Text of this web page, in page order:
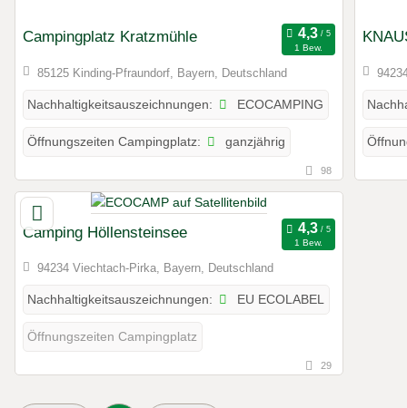
Campingplatz Kratzmühle
1 Bew.
85125 Kinding-Pfraundorf, Bayern, Deutschland
Nachhaltigkeitsauszeichnungen: ECOCAMPING
Öffnungszeiten Campingplatz: ganzjährig
98
Camping Höllensteinsee
1 Bew.
94234 Viechtach-Pirka, Bayern, Deutschland
Nachhaltigkeitsauszeichnungen: EU ECOLABEL
Öffnungszeiten Campingplatz
29